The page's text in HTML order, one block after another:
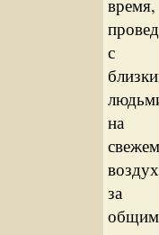
время,
с
на
свежем
за
общим